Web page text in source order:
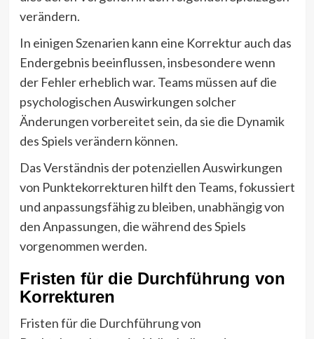
verändern.
In einigen Szenarien kann eine Korrektur auch das
Endergebnis beeinflussen, insbesondere wenn
der Fehler erheblich war. Teams müssen auf die
psychologischen Auswirkungen solcher
Änderungen vorbereitet sein, da sie die Dynamik
des Spiels verändern können.
Das Verständnis der potenziellen Auswirkungen
von Punktekorrekturen hilft den Teams, fokussiert
und anpassungsfähig zu bleiben, unabhängig von
den Anpassungen, die während des Spiels
vorgenommen werden.
Fristen für die Durchführung von
Korrekturen
Fristen für die Durchführung von